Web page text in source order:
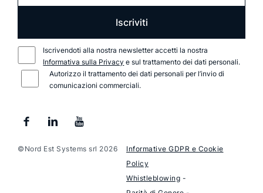
Iscriviti
Iscrivendoti alla nostra newsletter accetti la nostra
Informativa sulla Privacy e sul trattamento dei dati personali.
Autorizzo il trattamento dei dati personali per l’invio di
comunicazioni commerciali.
©Nord Est Systems srl 2026
Informative GDPR e Cookie
Policy
Whistleblowing -